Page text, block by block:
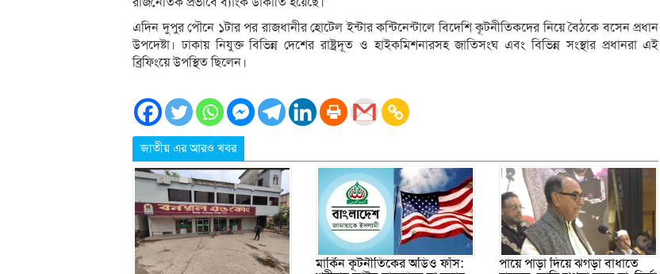
এদিন দুপুর পৌনে ১টার পর রাজধানীর হোটেল ইন্টার কন্টিনেন্টালে বিদেশি কূটনীতিকদের নিয়ে বৈঠকে বসেন প্রধান
উপদেষ্টা। ঢাকায় নিযুক্ত বি‌ভিন্ন দে‌শের রাষ্ট্রদূত ও হাইক‌মিশনারসহ জা‌তিসংঘ এবং বি‌ভিন্ন সংস্থার প্রধানরা এই
ব্রিফিংয়ে উপস্থিত ছিলেন।
জাতীয় এর আরও খবর
মার্কিন কূটনীতিকের অডিও ফাঁস:
পায়ে পাড়া দিয়ে ঝগড়া বাধাতে